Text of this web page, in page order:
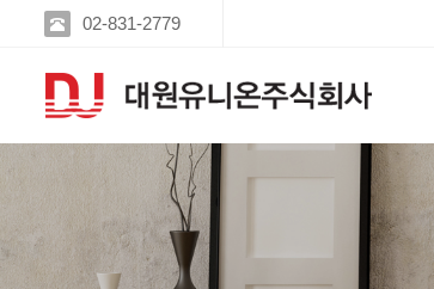
02-831-2779